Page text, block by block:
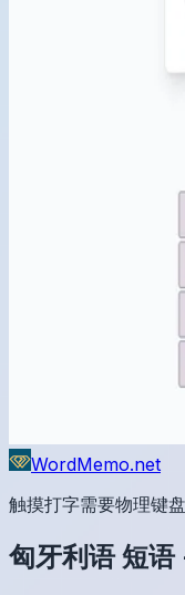
WordMemo.net
触摸打字需要物理键
匈牙利语 短语